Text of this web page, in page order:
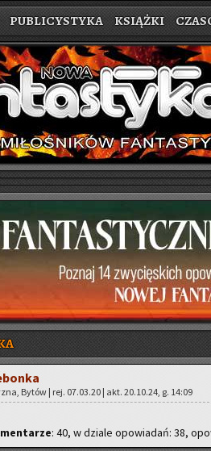
PUBLICYSTYKA KSIĄŻKI
Bytów | rej. 07.03.20 | akt. 20.10.24, g. 14:09
: 40, w dzia­le opo­wia­dań: 38,